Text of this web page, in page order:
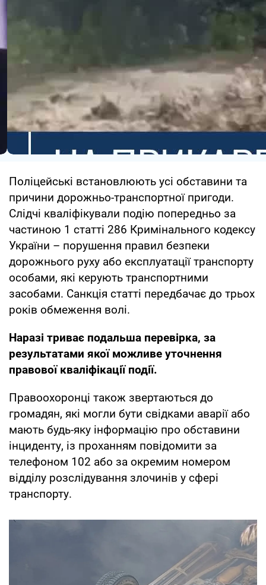
Поліцейські встановлюють усі обставини та
причини дорожньо-транспортної пригоди.
Слідчі кваліфікували подію попередньо за
частиною 1 статті 286 Кримінального кодексу
України – порушення правил безпеки
дорожнього руху або експлуатації транспорту
особами, які керують транспортними
засобами. Санкція статті передбачає до трьох
років обмеження волі.
Наразі триває подальша перевірка, за
результатами якої можливе уточнення
правової кваліфікації події.
Правоохоронці також звертаються до
громадян, які могли бути свідками аварії або
мають будь-яку інформацію про обставини
інциденту, із проханням повідомити за
телефоном 102 або за окремим номером
відділу розслідування злочинів у сфері
транспорту.